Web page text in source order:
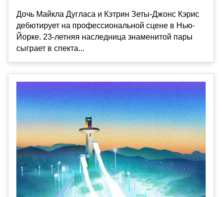
Дочь Майкла Дугласа и Кэтрин Зеты-Джонс Кэрис
дебютирует на профессиональной сцене в Нью-
Йорке. 23-летняя наследница знаменитой пары
сыграет в спекта...